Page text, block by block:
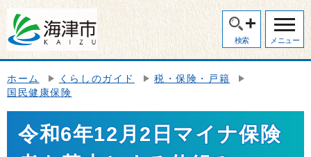
検索 メニュー
ホーム くらしのガイド
税・保険・戸籍
国民健康保険
令和6年12月2日マイナ保険